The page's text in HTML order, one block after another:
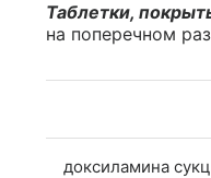
Таблетки,
на поперечном
доксиламина